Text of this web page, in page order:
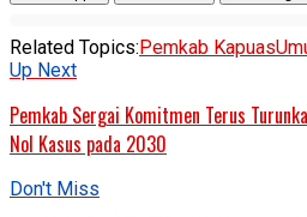
Related Topics:Pemkab Kapuas
Up Next
Pemkab Sergai Komitmen Terus
Nol Kasus pada 2030
Don't Miss